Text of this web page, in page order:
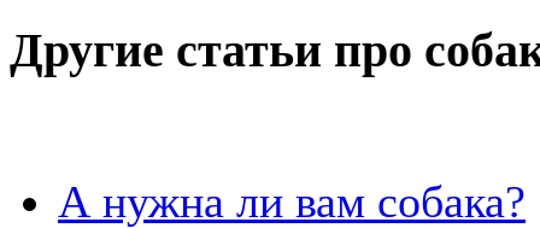
Другие статьи про
А нужна ли вам собака?